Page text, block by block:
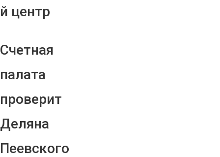
й центр
Счетная
палата
проверит
Деляна
Пеевского